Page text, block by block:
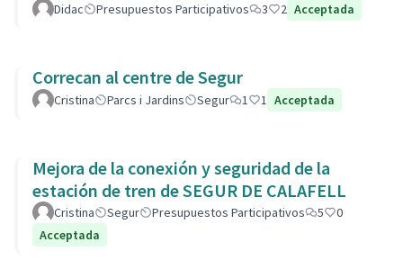
Didac Presupuestos Participativos 3 2 Acceptada
Correcan al centre de Segur
Cristina Parcs i Jardins Segur 1 1 Acceptada
Mejora de la conexión y seguridad de la
estación de tren de SEGUR DE CALAFELL
Cristina Segur Presupuestos Participativos 5
0
Acceptada